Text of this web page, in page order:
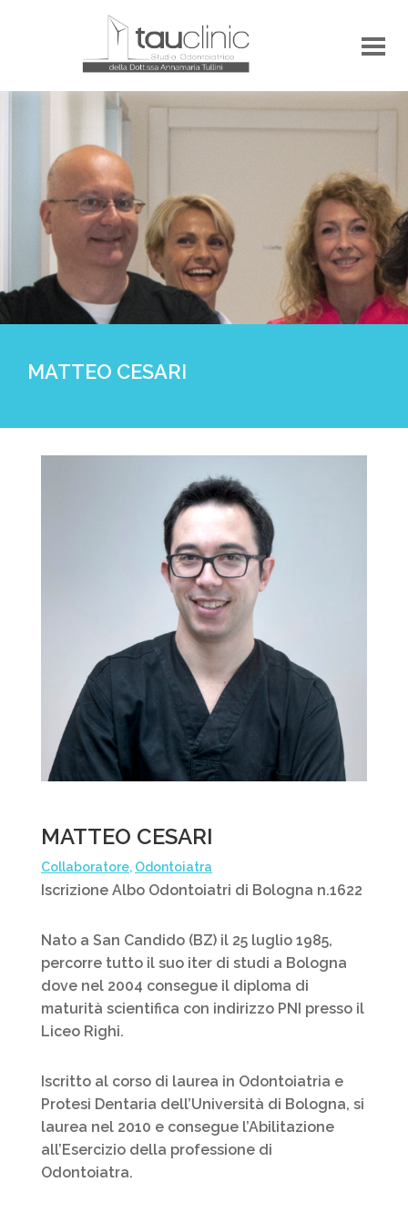
MATTEO CESARI
MATTEO CESARI
Collaboratore, Odontoiatra
Iscrizione Albo Odontoiatri di Bologna n.1622
Nato a San Candido (BZ) il 25 luglio 1985,
percorre tutto il suo iter di studi a Bologna
dove nel 2004 consegue il diploma di
maturità scientifica con indirizzo PNI presso il
Liceo Righi.
Iscritto al corso di laurea in Odontoiatria e
Protesi Dentaria dell’Università di Bologna, si
laurea nel 2010 e consegue l’Abilitazione
all’Esercizio della professione di
Odontoiatra.